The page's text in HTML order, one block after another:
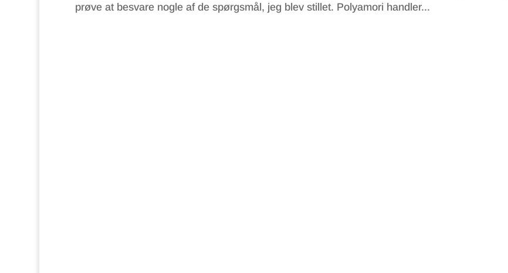
prøve at besvare nogle af de spørgsmål, jeg blev stillet. Polyamori handler...